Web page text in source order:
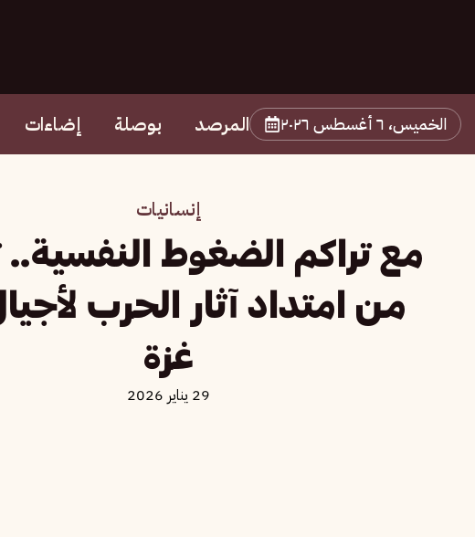
الخميس، ٦ أغسطس ٢٠٢٦ المرصد بوصلة إضاءات
إنسانيات
مع تراكم الضغوط النفسية..
من امتداد آثار الحرب
غزة
29 يناير 2026